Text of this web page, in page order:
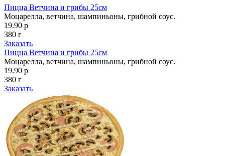
Пицца Ветчина и грибы 25см
Моцарелла, ветчина, шампиньоны, грибной соус.
19.90 р
380 г
Заказать
Пицца Ветчина и грибы 25см
Моцарелла, ветчина, шампиньоны, грибной соус.
19.90 р
380 г
Заказать